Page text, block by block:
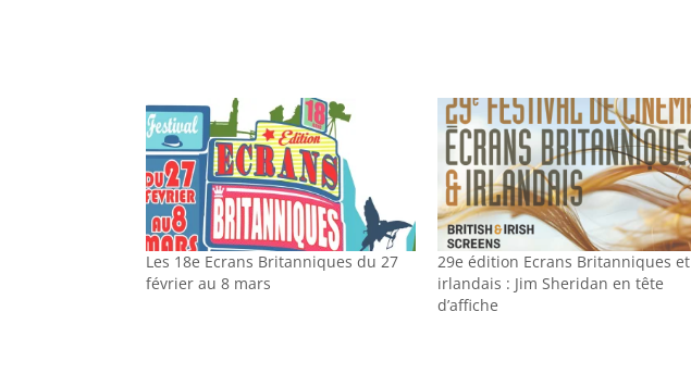
Les 18e Ecrans Britanniques du 27
février au 8 mars
29e édition Ecrans Britanniques et
irlandais : Jim Sheridan en tête
d’affiche